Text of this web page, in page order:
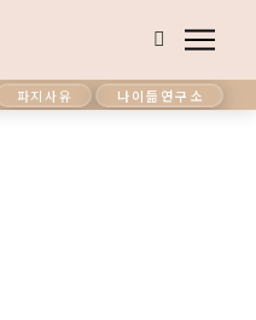
파지사유 나이듦연구소